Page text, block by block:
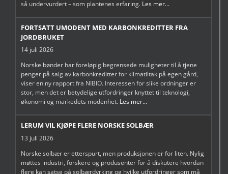
så undervurdert – som plantenes erfaring. Les mer...
FORTSATT UMODENT MED KARBONKREDITTER FRA
JORDBRUKET
14 juli 2026
Norske bønder har foreløpig begrensede muligheter til å tjene
penger på salg av karbonkreditter for klimatiltak på egen gård,
viser en ny rapport fra NIBIO. Interessen for slike ordninger er
stor, men det er betydelige utfordringer knyttet til teknologi,
økonomi og markedets modenhet. Les mer...
LERUM VIL KJØPE FLERE NORSKE SOLBÆR
13 juli 2026
Norske solbær er etterspurt, men produksjonen er for liten. Nylig
møttes industri, forskere og produsenter for å diskutere hvordan
flere kan satse på solbærdyrking og hvilke utfordringer som må